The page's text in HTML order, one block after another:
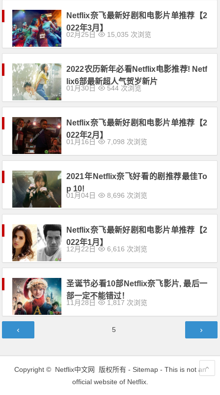
Netflix奈飞最新好剧和电影片单推荐【2
022年3月】
02月25日 15,035 次浏览
2022农历新年必看Netflix电影推荐! Netf
lix6部最新超人气贺岁新片
01月30日 544 次浏览
Netflix奈飞最新好剧和电影片单推荐【2
022年2月】
01月16日 7,098 次浏览
2021年Netflix奈飞好看的剧推荐最佳To
p 10!
01月04日 8,696 次浏览
Netflix奈飞最新好剧和电影片单推荐【2
022年1月】
12月22日 6,616 次浏览
圣诞节必看10部Netflix奈飞影片, 最后一
部一定不能错过！
11月28日 1,817 次浏览
章
第5
Copyright © Netflix中文网 版权所有 - Sitemap- This is not an
official website of Netflix.